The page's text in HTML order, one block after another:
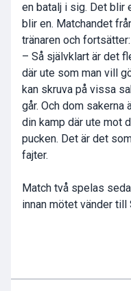
en batalj i sig. Det blir
blir en. Matchandet
tränaren och fortsätter:
– Så självklart är det
där ute som man vill
kan skruva på vissa
går. Och dom sakerna
din kamp där ute mot
pucken. Det är det
fajter.
Match två spelas
innan mötet vänder till